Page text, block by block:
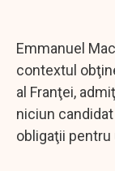
Emmanuel
contextul
al Franţei,
niciun
obligaţii pentru